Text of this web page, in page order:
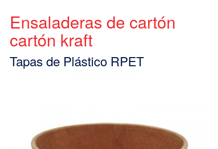
Ensaladeras de cartón
cartón kraft
Tapas de Plástico RPET